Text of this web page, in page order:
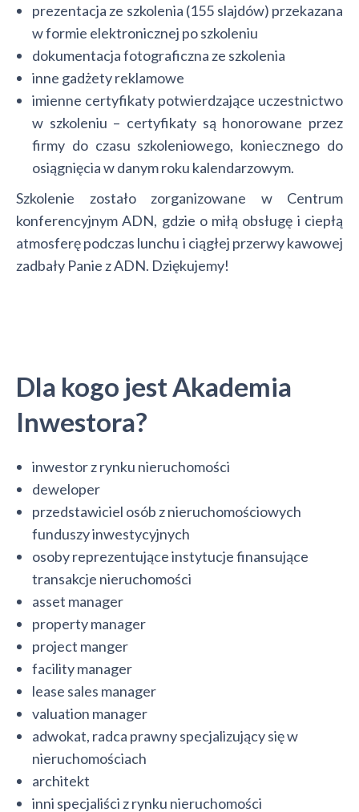
prezentacja ze szkolenia (155 slajdów) przekazana
w formie elektronicznej po szkoleniu
dokumentacja fotograficzna ze szkolenia
inne gadżety reklamowe
imienne certyfikaty potwierdzające uczestnictwo
w szkoleniu – certyfikaty są honorowane przez
firmy do czasu szkoleniowego, koniecznego do
osiągnięcia w danym roku kalendarzowym.
Szkolenie zostało zorganizowane w Centrum
konferencyjnym ADN, gdzie o miłą obsługę i ciepłą
atmosferę podczas lunchu i ciągłej przerwy kawowej
zadbały Panie z ADN. Dziękujemy!
Dla kogo jest Akademia
Inwestora?
inwestor z rynku nieruchomości
deweloper
przedstawiciel osób z nieruchomościowych
funduszy inwestycyjnych
osoby reprezentujące instytucje finansujące
transakcje nieruchomości
asset manager
property manager
project manger
facility manager
lease sales manager
valuation manager
adwokat, radca prawny specjalizujący się w
nieruchomościach
architekt
inni specjaliści z rynku nieruchomości